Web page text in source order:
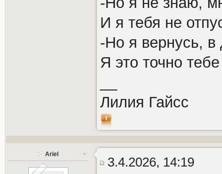
И я тебя не
-Но я вернусь, в
Я это точно
Лилия Гайсс
Ariel
3.4.2026, 14:19